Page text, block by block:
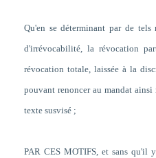
Qu'en se déterminant par de
d'irrévocabilité, la révocation
révocation totale, laissée à la
pouvant renoncer au mandat
texte susvisé ;
PAR CES MOTIFS, et sans qu'il